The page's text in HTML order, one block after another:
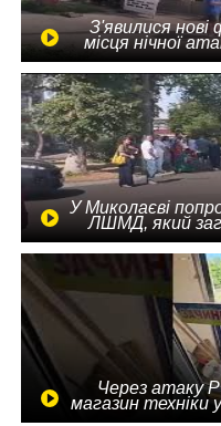
З'явилися нові
місця нічної
У Миколаєві
ЛШМД, який
Через атаку
магазин техніки